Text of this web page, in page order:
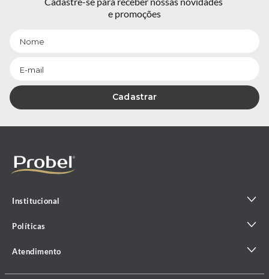
e promoções
Cadastrar
Institucional
Políticas
Atendimento